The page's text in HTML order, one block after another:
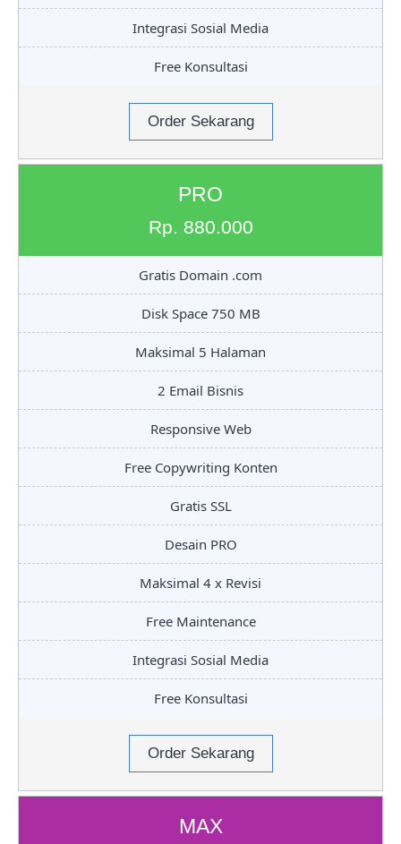
Integrasi Sosial Media
Free Konsultasi
Order Sekarang
PRO
Rp. 880.000
Gratis Domain .com
Disk Space 750 MB
Maksimal 5 Halaman
2 Email Bisnis
Responsive Web
Free Copywriting Konten
Gratis SSL
Desain PRO
Maksimal 4 x Revisi
Free Maintenance
Integrasi Sosial Media
Free Konsultasi
Order Sekarang
MAX